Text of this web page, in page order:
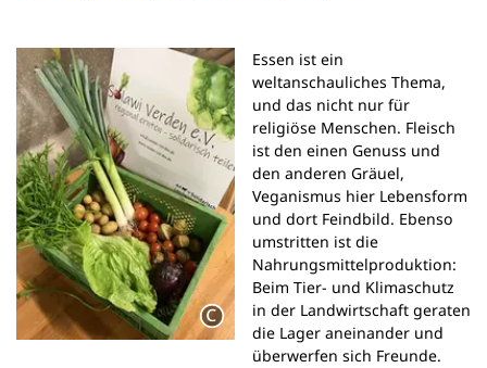
Essen ist ein
weltanschauliches Thema,
und das nicht nur für
religiöse Menschen. Fleisch
ist den einen Genuss und
den anderen Gräuel,
Veganismus hier Lebensform
und dort Feindbild. Ebenso
umstritten ist die
Nahrungsmittelproduktion:
Beim Tier- und Klimaschutz
in der Landwirtschaft geraten
die Lager aneinander und
überwerfen sich Freunde.